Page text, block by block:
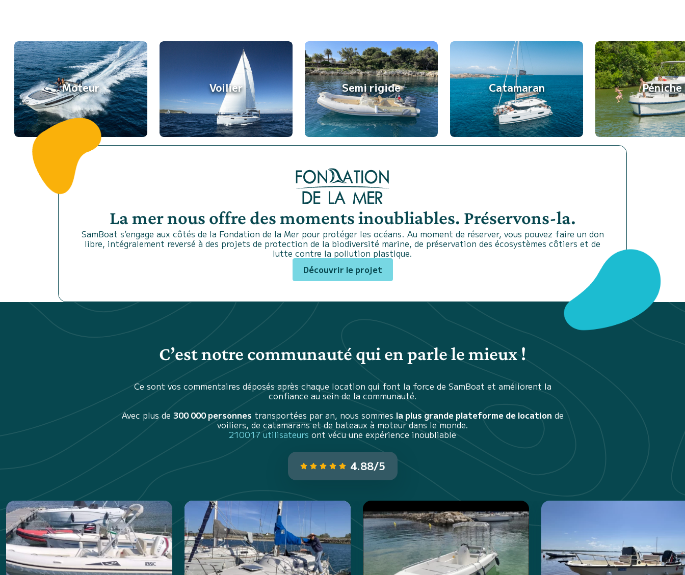
Moteur Voilier Semi rigide Catamaran Péniche
La mer nous offre des moments inoubliables. Préservons-la.
SamBoat s’engage aux côtés de la Fondation de la Mer pour protéger les océans. Au moment de réserver, vous pouvez faire un don
libre, intégralement reversé à des projets de protection de la biodiversité marine, de préservation des écosystèmes côtiers et de
lutte contre la pollution plastique.
Découvrir le projet
C’est notre communauté qui en parle le mieux !
Ce sont vos commentaires déposés après chaque location qui font la force de SamBoat et améliorent la
confiance au sein de la communauté.
Avec plus de 300 000 personnes transportées par an, nous sommesla plus grande plateforme de location de
voiliers, de catamarans et de bateaux à moteur dans le monde.
210017 utilisateurs ont vécu une expérience inoubliable
4.88/5